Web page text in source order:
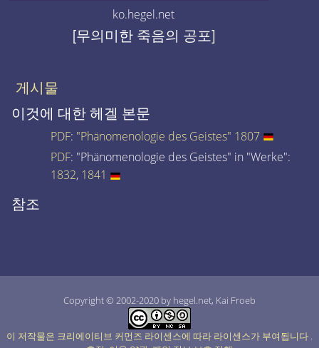
ko.hegel.net
[무의미한 죽음의 공포]
게시물
이것에 대한 헤겔 본문
PDF: "Phänomenologie des Geistes" 1807
PDF: "Phänomenologie des Geistes" in "Werke":
1832, 1841
참조
Copyright © 2002-2020 by hegel.net, Kai Froeb
이 저작물은 크리에이티브 커먼즈 라이센스에 따라 라이센스가 부여됩니다 .